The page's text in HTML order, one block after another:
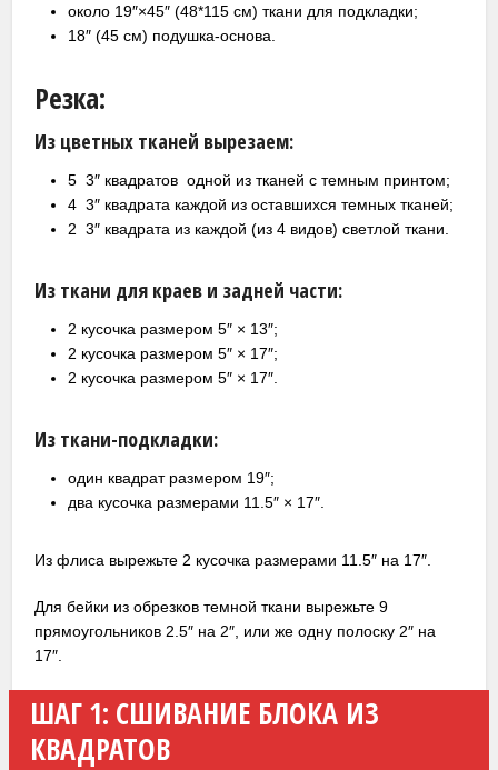
около 19″×45″ (48*115 см) ткани для подкладки;
18″ (45 см) подушка-основа.
Резка:
Из цветных тканей вырезаем:
5 3″ квадратов одной из тканей с темным принтом;
4 3″ квадрата каждой из оставшихся темных тканей;
2 3″ квадрата из каждой (из 4 видов) светлой ткани.
Из ткани для краев и задней части:
2 кусочка размером 5″ × 13″;
2 кусочка размером 5″ × 17″;
2 кусочка размером 5″ × 17″.
Из ткани-подкладки:
один квадрат размером 19″;
два кусочка размерами 11.5″ × 17″.
Из флиса вырежьте 2 кусочка размерами 11.5″ на 17″.
Для бейки из обрезков темной ткани вырежьте 9
прямоугольников 2.5″ на 2″, или же одну полоску 2″ на
17″.
ШАГ 1: СШИВАНИЕ БЛОКА ИЗ
КВАДРАТОВ